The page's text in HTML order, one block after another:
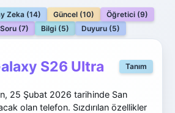
Zeka (14) Güncel (10)
Öğretici (9)
Soru (7) Bilgi (5) Duyuru (5)
S26 Ultra Tanım
25 Şubat 2026 tarihinde San
olan telefon. Sızdırılan özellikler